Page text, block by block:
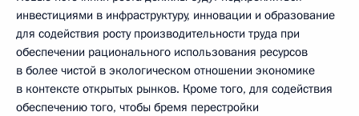
инвестициями в инфраструктуру, инновации и образование
для содействия росту производительности труда при
обеспечении рационального использования ресурсов
в более чистой в экологическом отношении экономике
в контексте открытых рынков. Кроме того, для содействия
обеспечению того, чтобы бремя перестройки